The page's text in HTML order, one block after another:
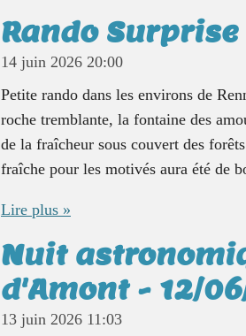
Rando
14 juin 2026 20:00
Petite rando dans les environs de
roche tremblante, la fontaine des
de la fraîcheur sous couvert des
fraîche pour les motivés aura été de
Lire plus »
Nuit
d'Amont - 12/
13 juin 2026 11:03